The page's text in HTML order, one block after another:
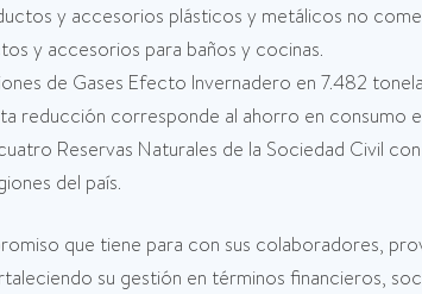
y accesorios plásticos y metálicos no
y accesorios para baños y cocinas.
de Gases Efecto Invernadero en 7.482
reducción corresponde al ahorro en consumo
Reservas Naturales de la Sociedad Civil
del país.
que tiene para con sus colaboradores,
su gestión en términos financieros,